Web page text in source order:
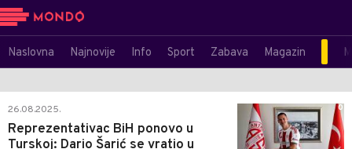
Naslovna Najnovije Info Sport Zabava Magazin
26.08.2025.
Reprezentativac BiH ponovo u
Turskoj: Dario Šarić se vratio u
0